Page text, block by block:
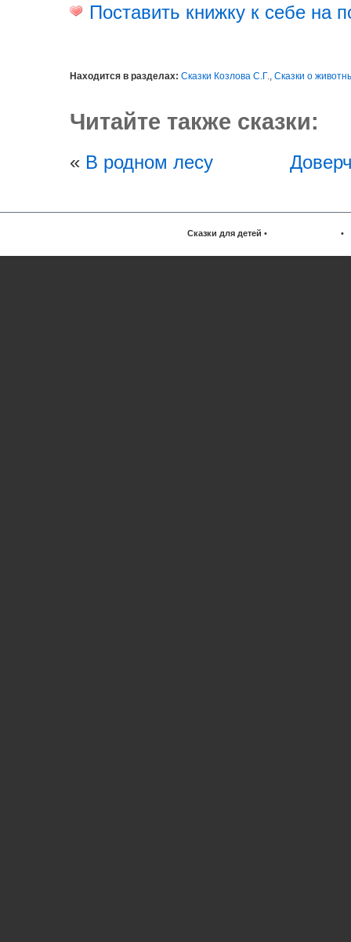
Поставить книжку к себе на
Находится в разделах: Сказки Козлова С.Г., Сказки о
Читайте также сказки:
« В родном лесу
Сказки для детей • •